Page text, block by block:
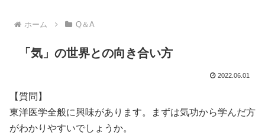
ホーム Q＆A
「気」の世界との向き合い方
2022.06.01
【質問】
東洋医学全般に興味があります。まずは気功から学んだ方
がわかりやすいでしょうか。